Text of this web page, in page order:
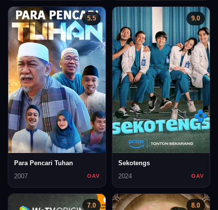
5.5
Para Pencari Tuhan
2007
OAV
9.0
Sekotengs
2024
OAV
7.0 8.0